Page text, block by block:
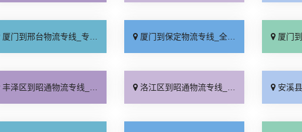
厦门到邢台物流专线_专业靠谱「上门提货」 厦门到保定物流专线_全程直达「高效运输」 厦门到张家
丰泽区到昭通物流专线_全境配送「限时必达」 洛江区到昭通物流专线_专线查询「物流拼车」 安溪县到昭